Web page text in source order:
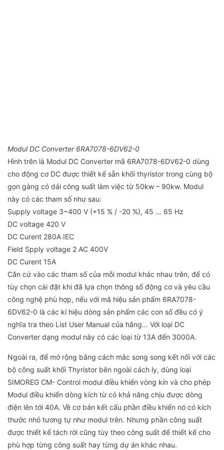
Modul DC Converter 6RA7078-6DV62-0
Hình trên là Modul DC Converter mã 6RA7078-6DV62-0 dùng
cho động cơ DC được thiết kế sẵn khối thyristor trong cùng bộ
gọn gàng có dải công suất làm việc từ 50kw – 90kw. Modul
này có các tham số như sau:
Supply voltage 3~400 V (+15 % / -20 %), 45 … 65 Hz
DC voltage 420 V
DC Curent 280A IEC
Field Spply voltage 2 AC 400V
DC Curent 15A
Căn cứ vào các tham số của mỗi modul khác nhau trên, để có
tùy chọn cài đặt khi đã lựa chọn thông số động cơ và yêu cầu
công nghệ phù hợp, nếu với mã hiệu sản phẩm 6RA7078-
6DV62-0 là các kí hiệu dòng sản phẩm các con số đều có ý
nghĩa tra theo List User Manual của hãng… Với loại DC
Converter dạng modul này có các loại từ 13A đến 3000A.
Ngoài ra, để mở rộng bằng cách mắc song song kết nối với các
bộ công suất khối Thyristor bên ngoài cách ly, dùng loại
SIMOREG CM- Control modul điều khiển vòng kín và cho phép
Modul điều khiển dòng kích từ có khả năng chịu được dòng
điện lên tới 40A. Về cơ bản kết cấu phần điều khiển nó có kích
thước nhỏ tương tự như modul trên. Nhưng phần công suất
được thiết kế tách rời cũng tùy theo công suất để thiết kế cho
phù hợp từng công suất hay từng dự án khác nhau.